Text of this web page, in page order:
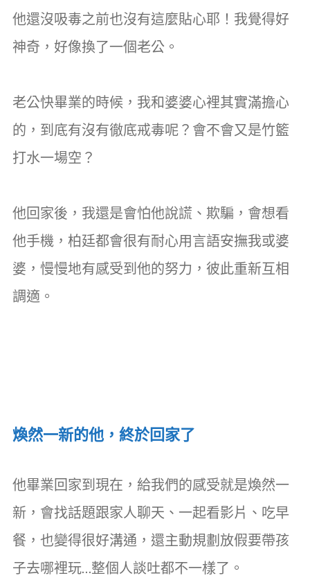
他還沒吸毒之前也沒有這麼貼心耶！我覺得好
神奇，好像換了一個老公。
老公快畢業的時候，我和婆婆心裡其實滿擔心
的，到底有沒有徹底戒毒呢？會不會又是竹籃
打水一場空？
他回家後，我還是會怕他說謊、欺騙，會想看
他手機，柏廷都會很有耐心用言語安撫我或婆
婆，慢慢地有感受到他的努力，彼此重新互相
調適。
煥然一新的他，終於回家了
他畢業回家到現在，給我們的感受就是煥然一
新，會找話題跟家人聊天、一起看影片、吃早
餐，也變得很好溝通，還主動規劃放假要帶孩
子去哪裡玩…整個人談吐都不一樣了。